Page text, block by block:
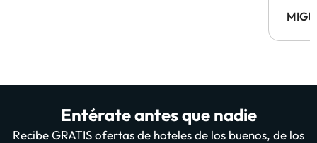
Entérate antes que nadie
Recibe GRATIS ofertas de hoteles de los buenos, de los